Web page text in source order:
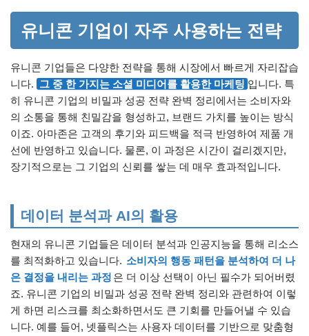
유니콘 기업이 자주 사용하는 전략
유니콘 기업들은 다양한 전략을 통해 시장에서 빠르게 자리잡습
니다. 그 중 한 가지는 소셜 미디어를 활용한 마케팅 입니다. 특
히 유니콘 기업의 비밀과 성공 전략 완벽 정리에서는 소비자와
의 소통을 통해 친밀감을 형성하고, 브랜드 가치를 높이는 방식
이죠. 아마존은 고객의 후기와 피드백을 적극 반영하여 제품 개
선에 반영하고 있습니다. 물론, 이 과정은 시간이 걸리겠지만,
장기적으로는 그 기업의 신뢰를 쌓는 데 매우 효과적입니다.
데이터 분석과 AI의 활용
현재의 유니콘 기업들은 데이터 분석과 인공지능을 통해 리소스
를 최적화하고 있습니다. 소비자의 행동 패턴을 분석하여 더 나
은 결정을 내리는 과정 은 더 이상 선택이 아닌 필수가 되어버렸
죠. 유니콘 기업의 비밀과 성공 전략 완벽 정리와 관련하여 이렇
게 하면 리스크를 최소화하면서도 큰 기회를 만들어낼 수 있습
니다. 예를 들어, 넷플릭스는 사용자 데이터를 기반으로 맞춤형